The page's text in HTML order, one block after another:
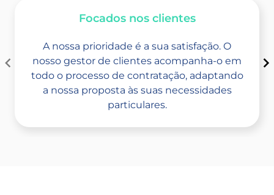
Focados nos clientes​
A nossa prioridade é a sua satisfação. O
nosso gestor de clientes acompanha-o em
todo o processo de contratação, adaptando
a nossa proposta às suas necessidades
particulares.